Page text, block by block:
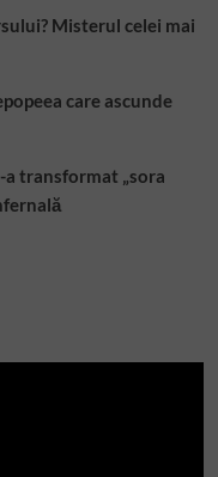
Misterul celei mai
care ascunde
a transformat „sora